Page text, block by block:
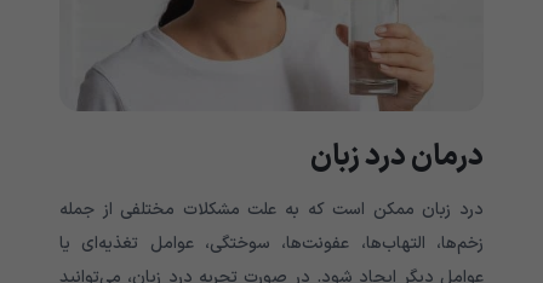
درمان درد زبان
درد زبان ممکن است که به علت مشکلات مختلفی از جمله
زخم‌ها، التهاب‌ها، عفونت‌ها، سوختگی، عوامل تغذیه‌ای یا
عوامل دیگر ایجاد شود. در صورت تجربه درد زبان، می‌توانید